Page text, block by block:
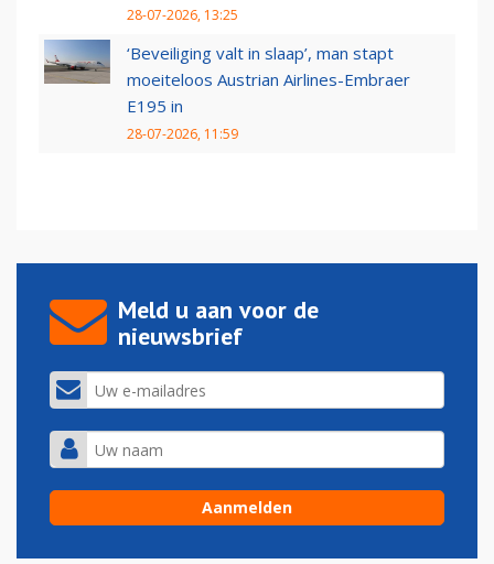
28-07-2026, 13:25
‘Beveiliging valt in slaap’, man stapt
moeiteloos Austrian Airlines-Embraer
E195 in
28-07-2026, 11:59
Meld u aan voor de
nieuwsbrief